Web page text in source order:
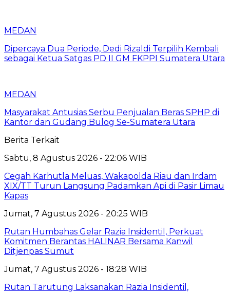
MEDAN
Dipercaya Dua Periode, Dedi Rizaldi Terpilih Kembali
sebagai Ketua Satgas PD II GM FKPPI Sumatera Utara
MEDAN
Masyarakat Antusias Serbu Penjualan Beras SPHP di
Kantor dan Gudang Bulog Se-Sumatera Utara
Berita Terkait
Sabtu, 8 Agustus 2026 - 22:06 WIB
Cegah Karhutla Meluas, Wakapolda Riau dan Irdam
XIX/TT Turun Langsung Padamkan Api di Pasir Limau
Kapas
Jumat, 7 Agustus 2026 - 20:25 WIB
Rutan Humbahas Gelar Razia Insidentil, Perkuat
Komitmen Berantas HALINAR Bersama Kanwil
Ditjenpas Sumut
Jumat, 7 Agustus 2026 - 18:28 WIB
Rutan Tarutung Laksanakan Razia Insidentil,